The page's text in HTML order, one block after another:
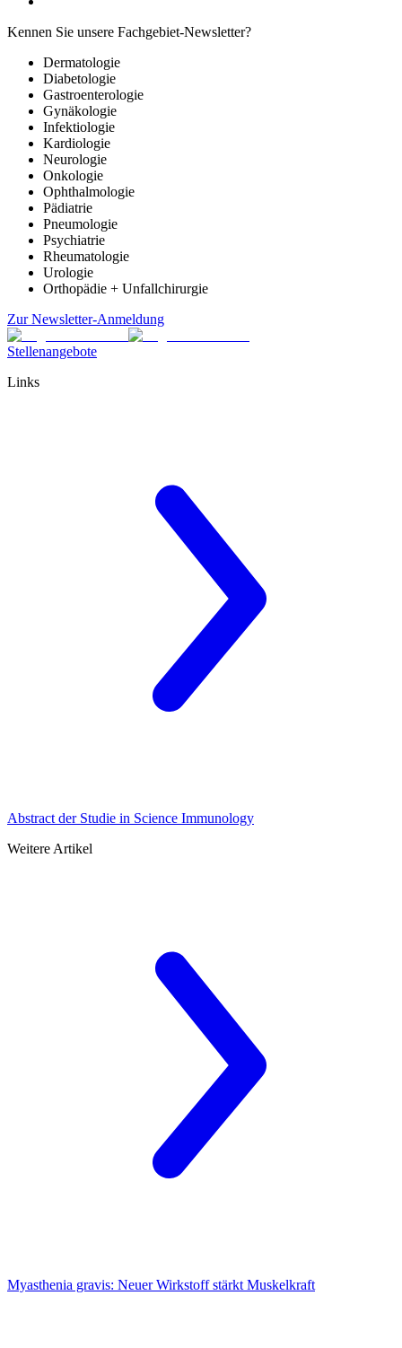
Kennen Sie unsere Fachgebiet-Newsletter?
Dermatologie
Diabetologie
Gastroenterologie
Gynäkologie
Infektiologie
Kardiologie
Neurologie
Onkologie
Ophthalmologie
Pädiatrie
Pneumologie
Psychiatrie
Rheumatologie
Urologie
Orthopädie + Unfallchirurgie
Zur Newsletter-Anmeldung
Stellenangebote
Links
Abstract der Studie in Science Immunology
Weitere Artikel
Myasthenia gravis: Neuer Wirkstoff stärkt Muskelkraft